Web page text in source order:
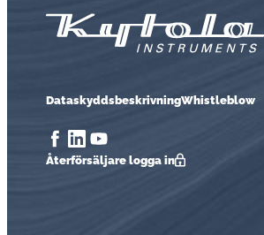
DataskyddsbeskrivningWhistleblow
Åter­för­säl­ja­re logga in